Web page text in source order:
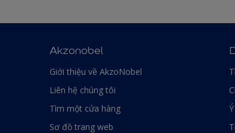
Akzonobel
Giới thiệu về AkzoNobel
Liên hệ chúng tôi
Tìm một cửa hàng
Sơ đồ trang web